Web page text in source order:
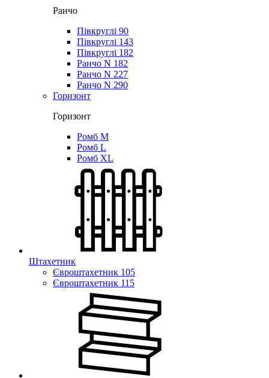
Ранчо
Півкруглі 90
Півкруглі 143
Півкруглі 182
Ранчо N 182
Ранчо N 227
Ранчо N 290
Горизонт
Горизонт
Ромб M
Ромб L
Ромб XL
Штахетник
Євроштахетник 105
Євроштахетник 115